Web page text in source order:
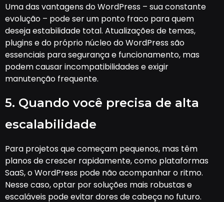
Uma das vantagens do WordPress – sua constante
evolução – pode ser um ponto fraco para quem
deseja estabilidade total. Atualizações de temas,
plugins e do próprio núcleo do WordPress são
essenciais para segurança e funcionamento, mas
podem causar incompatibilidades e exigir
manutenção frequente.
5. Quando você precisa de alta
escalabilidade
Para projetos que começam pequenos, mas têm
planos de crescer rapidamente, como plataformas
SaaS, o WordPress pode não acompanhar o ritmo.
Nesse caso, optar por soluções mais robustas e
escaláveis pode evitar dores de cabeça no futuro.